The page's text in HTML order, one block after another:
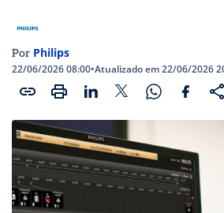
Por Philips
22/06/2026 08:00•Atualizado em 22/06/2026